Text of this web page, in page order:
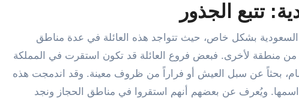
تتبع الجذور
بشكل خاص، حيث تتواجد هذه العائلة في عدة مناطق
منطقة لأخرى. فبعض فروع العائلة قد تكون استقرت في المملكة
بحثاً عن سبل العيش أو فراراً من ظروف معينة. وقد اندمجت هذه
ويُعرف عن بعضهم أنهم استقروا في مناطق الحجاز ونجد